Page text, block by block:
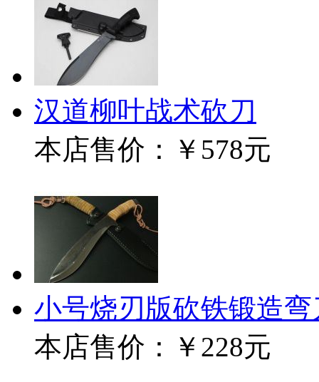
汉道柳叶战术砍刀
本店售价：
￥578元
小号烧刃版砍铁锻造弯
本店售价：
￥228元